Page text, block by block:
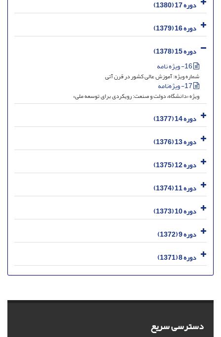
دوره 17 (1380)
دوره 16 (1379)
دوره 15 (1378)
شماره ویژه: آموزش عالی کشور در قرن آتی
ویژه «دانشگاه، دولت و صنعت: رویکردی برای توسعه ملی»
دوره 14 (1377)
دوره 13 (1376)
دوره 12 (1375)
دوره 11 (1374)
دوره 10 (1373)
دوره 9 (1372)
دوره 8 (1371)
دسترسی سریع